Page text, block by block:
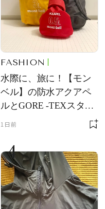
FASHION
水際に、旅に！【モン
ベル】の防水アクアペ
ルとGORE -TEXスタッ
フバッグが優秀すぎる
1日前
4